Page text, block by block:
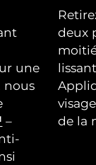
une
nous
–
deux
de la